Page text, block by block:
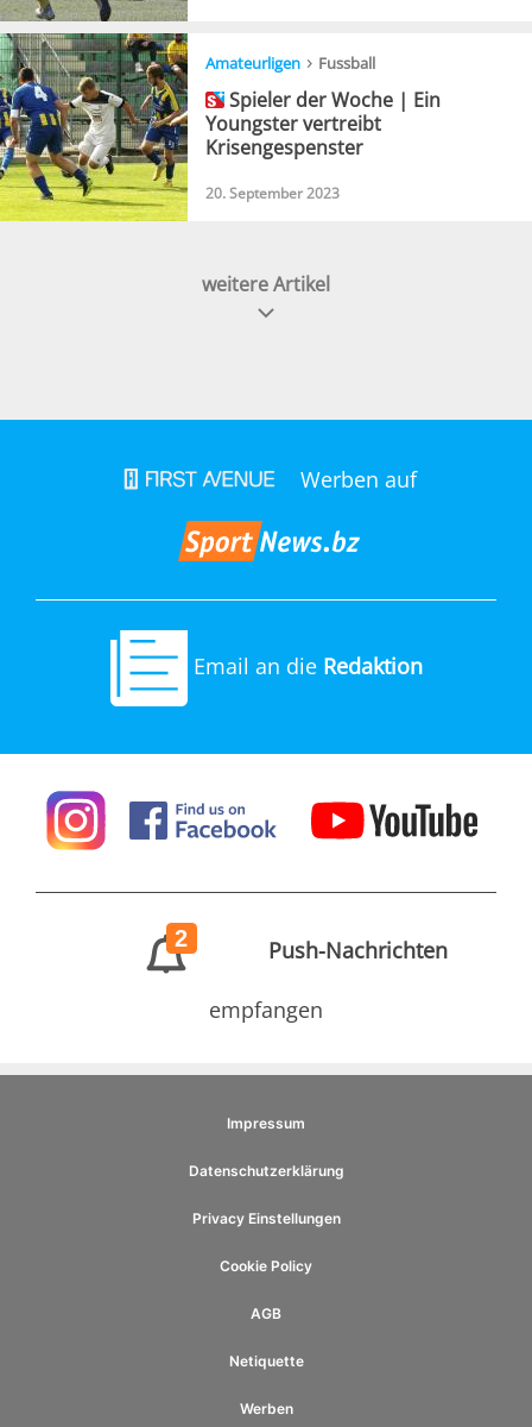
Amateurligen › Fussball
Spieler der Woche | Ein
Youngster vertreibt
Krisengespenster
20. September 2023
weitere Artikel
Werben auf
Email an die Redaktion
2 Push-Nachrichten
empfangen
Impressum
Datenschutzerklärung
Privacy Einstellungen
Cookie Policy
AGB
Netiquette
Werben